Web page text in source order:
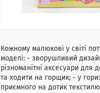
Кожному малюкові у світі
моделі: - зворушливий
різноманітні аксесуари для
та ходити на горщик; - у
приємного на дотик